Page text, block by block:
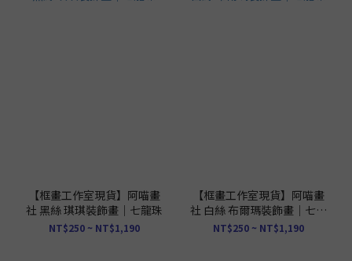
【框畫工作室現貨】阿喵畫
社 黑絲 琪琪裝飾畫｜七龍珠
NT$250 ~ NT$1,190
【框畫工作室現貨】阿喵畫
社 白絲 布爾瑪裝飾畫｜七龍
珠
NT$250 ~ NT$1,190